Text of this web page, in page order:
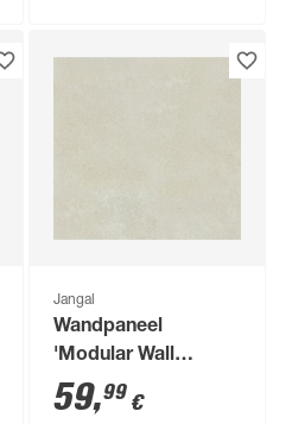
Jangal
Wandpaneel
'Modular Wall
11304A Ivory
Sandstone Stone'
59,99 €